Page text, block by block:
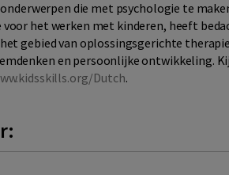
die met psychologie te
het werken met kinderen, heeft
gebied van oplossingsgerichte
en persoonlijke ontwikkeling.
Dutch.